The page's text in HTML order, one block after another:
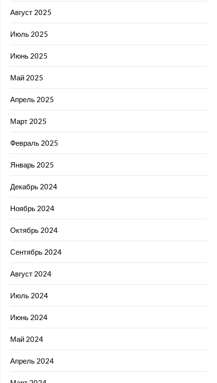
Август 2025
Июль 2025
Июнь 2025
Май 2025
Апрель 2025
Март 2025
Февраль 2025
Январь 2025
Декабрь 2024
Ноябрь 2024
Октябрь 2024
Сентябрь 2024
Август 2024
Июль 2024
Июнь 2024
Май 2024
Апрель 2024